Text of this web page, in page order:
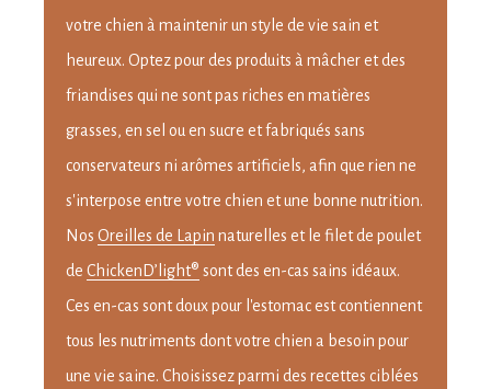
votre chien à maintenir un style de vie sain et
heureux. Optez pour des produits à mâcher et des
friandises qui ne sont pas riches en matières
grasses, en sel ou en sucre et fabriqués sans
conservateurs ni arômes artificiels, afin que rien ne
s'interpose entre votre chien et une bonne nutrition.
Nos Oreilles de Lapin naturelles et le filet de poulet
de ChickenD’light® sont des en-cas sains idéaux.
Ces en-cas sont doux pour l'estomac est contiennent
tous les nutriments dont votre chien a besoin pour
une vie saine. Choisissez parmi des recettes ciblées